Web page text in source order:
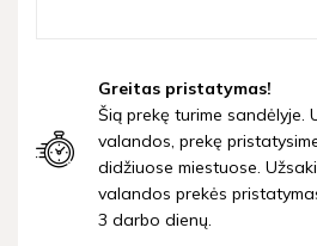
Greitas pristatymas!
Šią prekę turime sandėlyje.
valandos, prekę
didžiuose miestuose.
valandos prekės
3 darbo dienų.